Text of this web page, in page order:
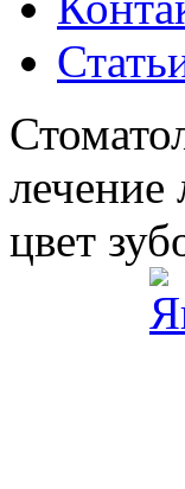
лечение
цвет